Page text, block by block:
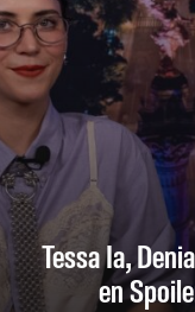
Tessa Ia,
en